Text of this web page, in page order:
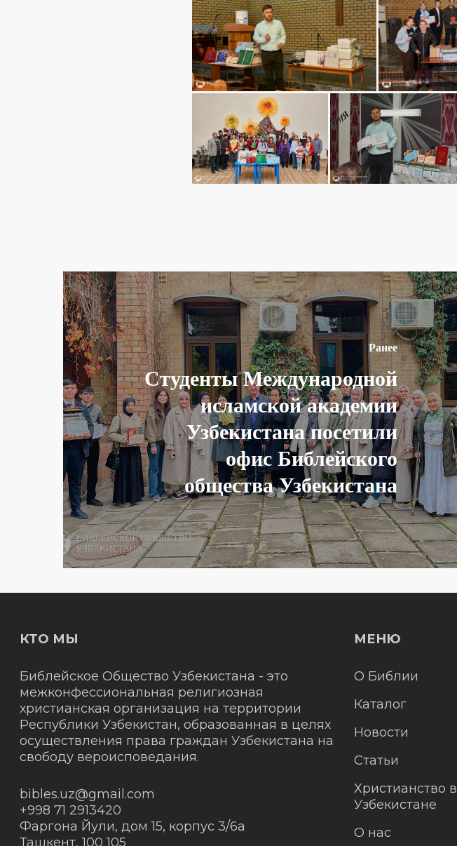
Ранее
Студенты Международной
исламской академии
Узбекистана посетили
офис Библейского
общества Узбекистана
КТО МЫ
Библейское Общество Узбекистана - это
межконфессиональная религиозная
христианская организация на территории
Республики Узбекистан, образованная в целях
осуществления права граждан Узбекистана на
свободу вероисповедания.
bibles.uz@gmail.com
+998 71 2913420
Фаргона Йули, дом 15, корпус 3/6а
Ташкент,100 105
МЕНЮ
О Библии
Каталог
Новости
Статьи
Христианство в
Узбекистане
О нас